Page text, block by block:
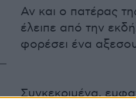
Αν και ο πατέρας
έλειπε από την
φορέσει ένα
Συγκεκριμένα,